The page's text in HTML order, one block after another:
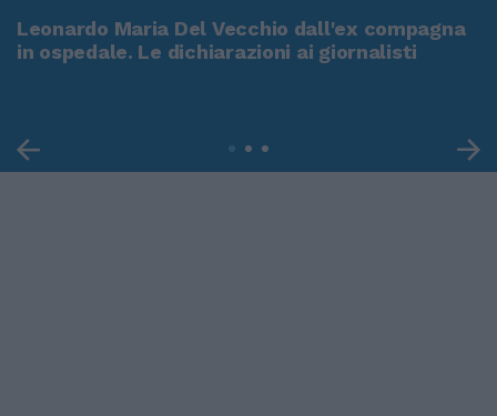
Leonardo Maria Del Vecchio dall'ex compagna
in ospedale. Le dichiarazioni ai giornalisti